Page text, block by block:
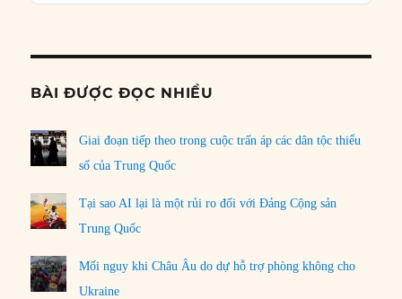
BÀI ĐƯỢC ĐỌC NHIỀU
Giai đoạn tiếp theo trong cuộc trấn áp các dân tộc thiểu
số của Trung Quốc
Tại sao AI lại là một rủi ro đối với Đảng Cộng sản
Trung Quốc
Mối nguy khi Châu Âu do dự hỗ trợ phòng không cho
Ukraine